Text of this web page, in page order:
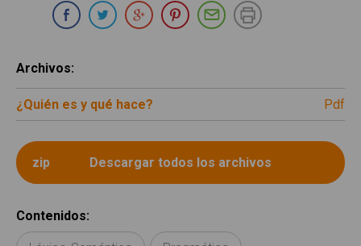
Compartir en Whatsapp
Compartir en Facebook
Compartir en Twitter
Compartir en Google Plus
Compartir en Pinterest
Compartir por E-
Archivos:
¿Quién es y qué hace? pdf
Contenidos: